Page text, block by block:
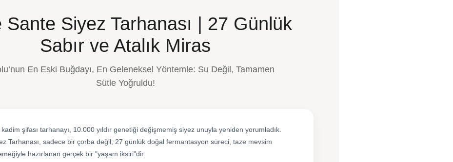
Sante Siyez Tarhanası | 27 Günlük
Sabır ve Atalık Miras
En Eski Buğdayı, En Geleneksel Yöntemle: Su Değil, Tamamen
Sütle Yoğruldu!
kadim şifası tarhanayı, 10.000 yıldır genetiği değişmemiş siyez unuyla yeniden yorumladık.
Tarhanası, sadece bir çorba değil; 27 günlük doğal fermantasyon süreci, taze mevsim
hazırlanan gerçek bir "yaşam iksiri"dir.